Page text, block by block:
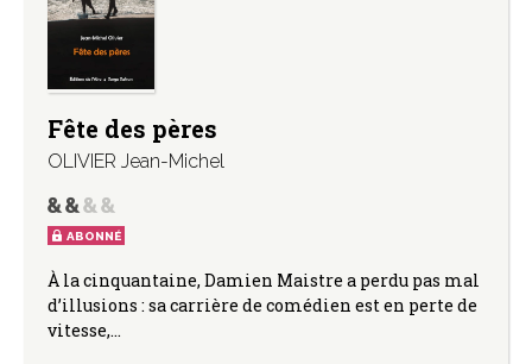
Fête des pères
OLIVIER Jean-Michel
ABONNÉ
À la cinquantaine, Damien Maistre a perdu pas mal
d’illusions : sa carrière de comédien est en perte de
vitesse,…